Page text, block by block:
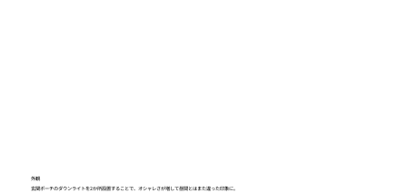
外観
玄関ポーチのダウンライトを2か所設置することで、オシャレさが増して昼間とはまた違った印象に。